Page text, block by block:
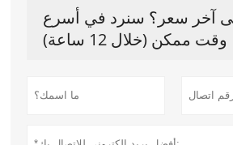
آخر سعر؟ سنرد في أسرع
وقت ممكن (خلال 12 ساعة)